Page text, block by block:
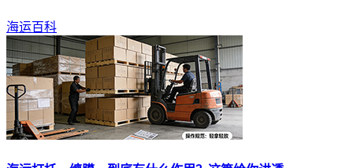
海运百科